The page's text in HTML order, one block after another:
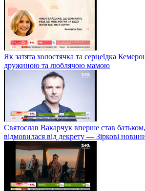
Як затята холостячка та серцеїдка
дружиною та люблячою мамою
Святослав Вакарчук вперше став
відмовилася від декрету — Зіркові